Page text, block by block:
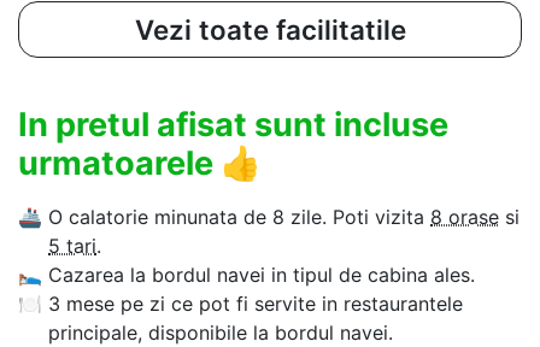
Vezi toate facilitatile
In pretul afisat sunt incluse
urmatoarele 👍
🚢 O calatorie minunata de 8 zile. Poti vizita 8 orase si
5 tari.
🛌 Cazarea la bordul navei in tipul de cabina ales.
🍽 3 mese pe zi ce pot fi servite in restaurantele
principale, disponibile la bordul navei.